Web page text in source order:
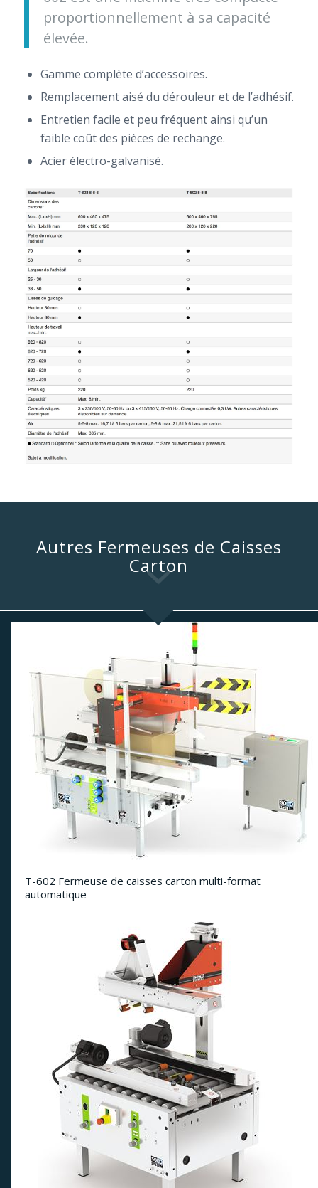
proportionnellement à sa capacité
élevée.
Gamme complète d’accessoires.
Remplacement aisé du dérouleur et de l’adhésif.
Entretien facile et peu fréquent ainsi qu’un
faible coût des pièces de rechange.
Acier électro-galvanisé.
Autres Fermeuses de Caisses
Carton
T-602 Fermeuse de caisses carton multi-format
automatique